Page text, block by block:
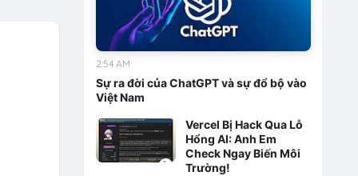
Sự ra đời của ChatGPT và sự đổ bộ vào
Việt Nam
2:54 AM
Vercel Bị Hack Qua Lỗ
Hổng AI: Anh Em
Check Ngay Biến Môi
Trường!